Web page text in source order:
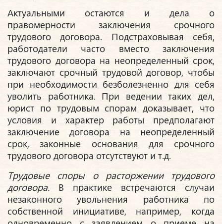
Актуальными остаются и дела о
правомерности заключения срочного
трудового договора. Подстраховывая себя,
работодатели часто вместо заключения
трудового договора на неопределенный срок,
заключают срочный трудовой договор, чтобы
при необходимости безболезненно для себя
уволить работника. При ведении таких дел,
юрист по трудовым спорам доказывает, что
условия и характер работы предполагают
заключение договора на неопределенный
срок, законные основания для срочного
трудового договора отсутствуют и т.д.
Трудовые споры о расторжении трудового
договора. В практике встречаются случаи
незаконного увольнения работника по
собственной инициативе, например, когда